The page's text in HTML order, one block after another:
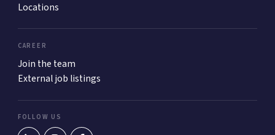
Locations
CAREER
Join the team
External job listings
FOLLOW US